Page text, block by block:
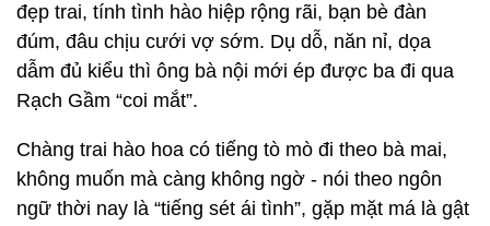
đẹp trai, tính tình hào hiệp rộng rãi, bạn bè đàn
đúm, đâu chịu cưới vợ sớm. Dụ dỗ, năn nỉ, dọa
dẫm đủ kiểu thì ông bà nội mới ép được ba đi qua
Rạch Gầm “coi mắt”.
Chàng trai hào hoa có tiếng tò mò đi theo bà mai,
không muốn mà càng không ngờ - nói theo ngôn
ngữ thời nay là “tiếng sét ái tình”, gặp mặt má là gật